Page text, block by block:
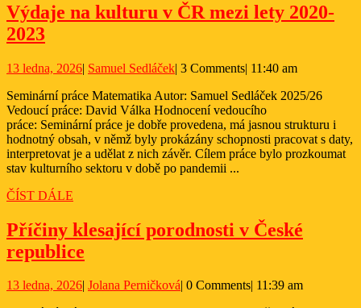
Výdaje na kulturu v ČR mezi lety 2020-
2023Výdaje
kulturu
v
ČR
mezi
lety
2020-
2023
13 ledna, 202613
2026
| Samuel SedláčekSamuel
| 3 Comments| 11:40 am
Seminární práce Matematika Autor: Samuel Sedláček 2025/26
Vedoucí práce: David Válka Hodnocení vedoucího
práce: Seminární práce je dobře provedena, má jasnou strukturu i
hodnotný obsah, v němž byly prokázány schopnosti pracovat s daty,
interpretovat je a udělat z nich závěr. Cílem práce bylo prozkoumat
stav kulturního sektoru v době po pandemii ...
ČÍST DÁLE
Příčiny klesající porodnosti v České
republice
porodnosti
13 ledna, 202613Jolana PerničkováJolana
0 Comments 11:39 am